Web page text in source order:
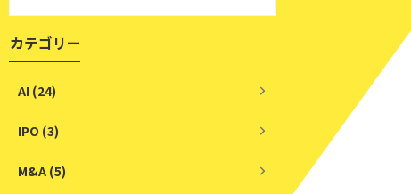
カテゴリー
AI (24)
IPO (3)
M&A (5)